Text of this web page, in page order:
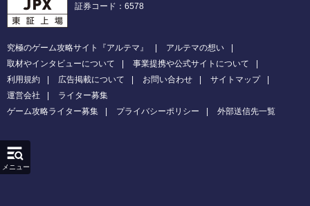
証券コード：6578
究極のゲーム攻略サイト『アルテマ』
アルテマの想い
取材やインタビューについて
事業提携や公式サイトについて
利用規約
広告掲載について お問い合わせ
サイトマップ
運営会社
ライター募集
ゲーム攻略ライター募集
プライバシーポリシー 外部送信先一覧
メニュー